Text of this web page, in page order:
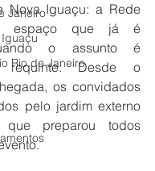
Janeiro
Rio de Janeiro
Nova Iguaçu: a Rede
espaço que já é
o assunto é
requinte. Desde o
os convidados
pelo jardim externo
que preparou todos